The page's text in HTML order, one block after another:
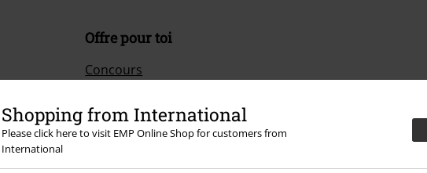
Shopping from International
Please click here to visit EMP Online Shop for customers from
International
Offre pour toi
Concours
EMP Backstage Club